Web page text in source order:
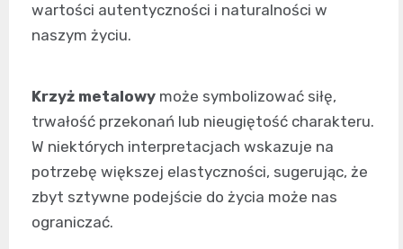
wartości autentyczności i naturalności w
naszym życiu.
Krzyż metalowy może symbolizować siłę,
trwałość przekonań lub nieugiętość charakteru.
W niektórych interpretacjach wskazuje na
potrzebę większej elastyczności, sugerując, że
zbyt sztywne podejście do życia może nas
ograniczać.